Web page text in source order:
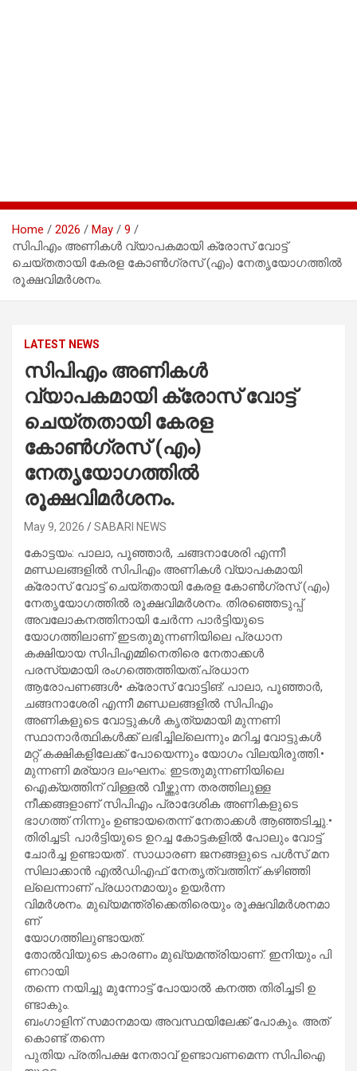
Home 2026 May
9
സിപിഎം അണികൾ വ്യാപകമായി ക്രോസ് വോട്ട്
ചെയ്തതായി കേരള കോൺഗ്രസ് (എം) നേതൃയോഗത്തിൽ
രൂക്ഷവിമർശനം.
LATEST NEWS
സിപിഎം അണികൾ
വ്യാപകമായി ക്രോസ് വോട്ട്
ചെയ്തതായി കേരള
കോൺഗ്രസ് (എം)
നേതൃയോഗത്തിൽ
രൂക്ഷവിമർശനം.
May 9, 2026 SABARI NEWS
കോട്ടയം: പാലാ, പൂഞ്ഞാർ, ചങ്ങനാശേരി എന്നീ
മണ്ഡലങ്ങളിൽ സിപിഎം അണികൾ വ്യാപകമായി
ക്രോസ് വോട്ട് ചെയ്തതായി കേരള കോൺഗ്രസ് (എം)
നേതൃയോഗത്തിൽ രൂക്ഷവിമർശനം. തിരഞ്ഞെടുപ്പ്
അവലോകനത്തിനായി ചേർന്ന പാർട്ടിയുടെ
യോഗത്തിലാണ് ഇടതുമുന്നണിയിലെ പ്രധാന
കക്ഷിയായ സിപിഎമ്മിനെതിരെ നേതാക്കൾ
പരസ്യമായി രംഗത്തെത്തിയത്.പ്രധാന
ആരോപണങ്ങൾ• ക്രോസ് വോട്ടിങ്: പാലാ, പൂഞ്ഞാർ,
ചങ്ങനാശേരി എന്നീ മണ്ഡലങ്ങളിൽ സിപിഎം
അണികളുടെ വോട്ടുകൾ കൃത്യമായി മുന്നണി
സ്ഥാനാർത്ഥികൾക്ക് ലഭിച്ചില്ലെന്നും മറിച്ച വോട്ടുകൾ
മറ്റ് കക്ഷികളിലേക്ക് പോയെന്നും യോഗം വിലയിരുത്തി.•
മുന്നണി മര്യാദ ലംഘനം: ഇടതുമുന്നണിയിലെ
ഐക്യത്തിന് വിള്ളൽ വീഴ്ത്തുന്ന തരത്തിലുള്ള
നീക്കങ്ങളാണ് സിപിഎം പ്രാദേശിക അണികളുടെ
ഭാഗത്ത് നിന്നും ഉണ്ടായതെന്ന് നേതാക്കൾ ആഞ്ഞടിച്ചു.•
തിരിച്ചടി: പാർട്ടിയുടെ ഉറച്ച കോട്ടകളിൽ പോലും വോട്ട്
ചോർച്ച ഉണ്ടായത് . സാ​ധാ​ര​ണ ജ​ന​ങ്ങ​ളു​ടെ പ​ള്‍​സ് മ​ന​
സി​ലാ​ക്കാ​ന്‍ എ​ല്‍​ഡി​എ​ഫ് നേ​തൃ​ത്വ​ത്തി​ന് ക​ഴി​ഞ്ഞി​
ല്ലെ​ന്നാ​ണ് പ്ര​ധാ​ന​മാ​യും ഉ​യ​ര്‍​ന്ന
വി​മ​ര്‍​ശ​നം. മു​ഖ്യ​മ​ന്ത്രി​ക്കെ​തി​രെ​യും രൂ​ക്ഷ​വി​മ​ർ​ശ​ന​മാ​
ണ്
യോ​ഗ​ത്തി​ലു​ണ്ടാ​യ​ത്.
തോ​ൽ​വി​യു​ടെ കാ​ര​ണം മു​ഖ്യ​മ​ന്ത്രി​യാ​ണ്. ഇ​നി​യും പി​
ണ​റാ​യി
ത​ന്നെ ന​യി​ച്ചു മു​ന്നോ​ട്ട് പോ​യാ​ൽ ക​ന​ത്ത തി​രി​ച്ച​ടി ഉ​
ണ്ടാ​കും.
ബം​ഗാ​ളി​ന് സ​മാ​ന​മാ​യ അ​വ​സ്ഥ​യി​ലേ​ക്ക് പോ​കും. അ​ത്
കൊ​ണ്ട് ത​ന്നെ
പു​തി​യ പ്ര​തി​പ​ക്ഷ നേ​താ​വ് ഉ​ണ്ടാ​വ​ണ​മെ​ന്ന സി​പി​ഐ​